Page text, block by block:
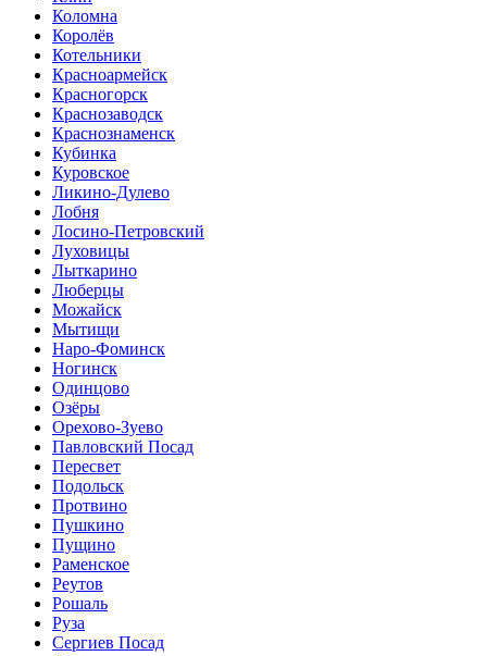
Коломна
Королёв
Котельники
Красноармейск
Красногорск
Краснозаводск
Краснознаменск
Кубинка
Куровское
Ликино-Дулево
Лобня
Лосино-Петровский
Луховицы
Лыткарино
Люберцы
Можайск
Мытищи
Наро-Фоминск
Ногинск
Одинцово
Озёры
Орехово-Зуево
Павловский Посад
Пересвет
Подольск
Протвино
Пушкино
Пущино
Раменское
Реутов
Рошаль
Руза
Сергиев Посад